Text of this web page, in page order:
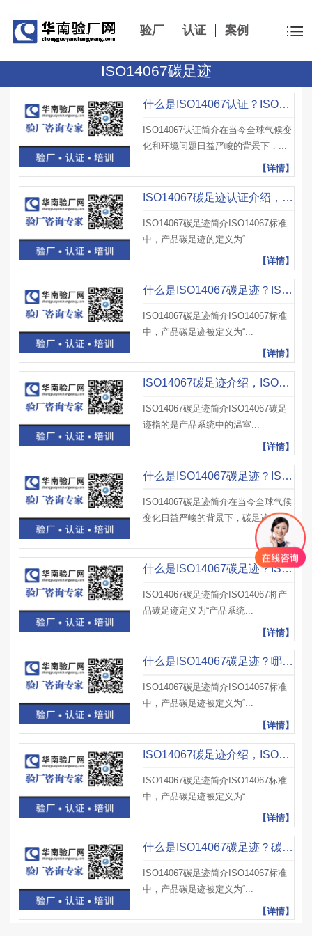
验厂 认证 案例
ISO14067碳足迹
什么是ISO14067认证？ISO14067认证报告如何获取？ISO14067认证费用是多少？
ISO14067认证简介在当今全球气候变
化和环境问题日益严峻的背景下，...
【详情】
ISO14067碳足迹认证介绍，ISO14067认证内容、个人减少碳足迹认证方面作用
ISO14067碳足迹简介ISO14067标准
中，产品碳足迹的定义为“...
【详情】
什么是ISO14067碳足迹？ISO14067碳足迹标准包括哪些方面？有哪些注意事项？
ISO14067碳足迹简介ISO14067标准
中，产品碳足迹被定义为“...
【详情】
ISO14067碳足迹介绍，ISO14067碳足迹实践应用、未来发展趋势影响因素
ISO14067碳足迹简介ISO14067碳足
迹指的是产品系统中的温室...
【详情】
什么是ISO14067碳足迹？ISO14067碳足迹相关要求有哪些？有哪些注意事项？
ISO14067碳足迹简介在当今全球气候
变化日益严峻的背景下，碳足迹的...
【详情】
什么是ISO14067碳足迹？ISO14067碳足迹流程具体如何？有哪些益处？
ISO14067碳足迹简介ISO14067将产
品碳足迹定义为“产品系统...
【详情】
什么是ISO14067碳足迹？哪些企业可以做ISO14067碳足迹？通过后有哪些好处？
ISO14067碳足迹简介ISO14067标准
中，产品碳足迹被定义为“...
【详情】
ISO14067碳足迹介绍，ISO14067碳足迹影响因素、减少碳足迹策略与实践
ISO14067碳足迹简介ISO14067标准
中，产品碳足迹被定义为“...
【详情】
什么是ISO14067碳足迹？碳足迹如何计算？有哪些有效措施？
ISO14067碳足迹简介ISO14067标准
中，产品碳足迹被定义为“...
【详情】